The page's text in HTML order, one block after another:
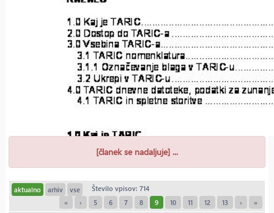
[članek se nadaljuje] ...
aktualno arhiv vse
Število vpisov: 714
«
‹ 5 6 7 8 9 10 11 12 13 › »